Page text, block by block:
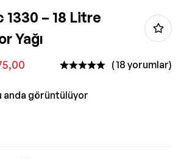
– 18 Litre
Yağı
( 18 yorumlar)
anda görüntülüyor